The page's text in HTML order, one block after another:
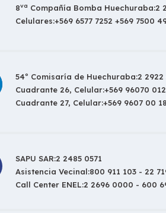
8va Compañía Bomba Huechuraba:2
Celulares:+569 6577 7252 +569 7500
54º Comisaría de Huechuraba:2
Cuadrante 26, Celular:+569 96070 012
Cuadrante 27, Celular:+569 9607 00 18
SAPU SAR:2 2485 0571
Asistencia Vecinal:800 911 103 - 22
Call Center ENEL:2 2696 0000 - 600